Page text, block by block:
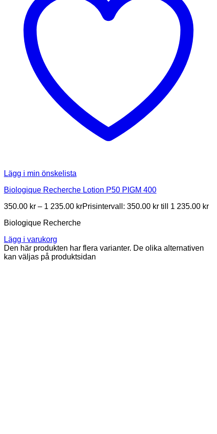
Lägg i min önskelista
Biologique Recherche Lotion P50 PIGM 400
350.00 kr – 1 235.00 krPrisintervall: 350.00 kr till 1 235.00 kr
Biologique Recherche
Lägg i varukorg
Den här produkten har flera varianter. De olika alternativen
kan väljas på produktsidan